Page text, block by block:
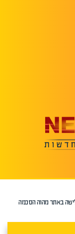
באתר מהוה הסכמה